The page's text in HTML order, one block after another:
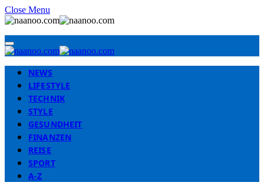
Close Menu
NEWS
LIFESTYLE
TECHNIK
STYLE
GESUNDHEIT
FINANZEN
REISE
SPORT
A-Z